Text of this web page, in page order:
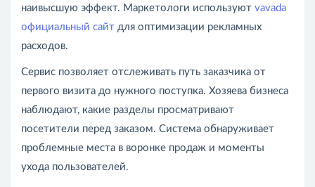
наивысшую эффект. Маркетологи используют vavada
официальный сайт для оптимизации рекламных
расходов.
Сервис позволяет отслеживать путь заказчика от
первого визита до нужного поступка. Хозяева бизнеса
наблюдают, какие разделы просматривают
посетители перед заказом. Система обнаруживает
проблемные места в воронке продаж и моменты
ухода пользователей.